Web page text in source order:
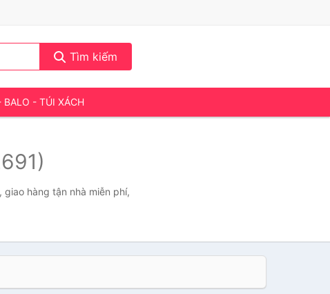
Tìm kiếm
BALO - TÚI XÁCH
hàng tận nhà miễn phí,